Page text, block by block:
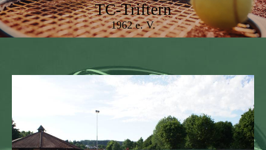
TC-Triftern
1962 e. V.